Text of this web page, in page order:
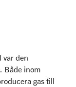
var den
Både inom
gas till